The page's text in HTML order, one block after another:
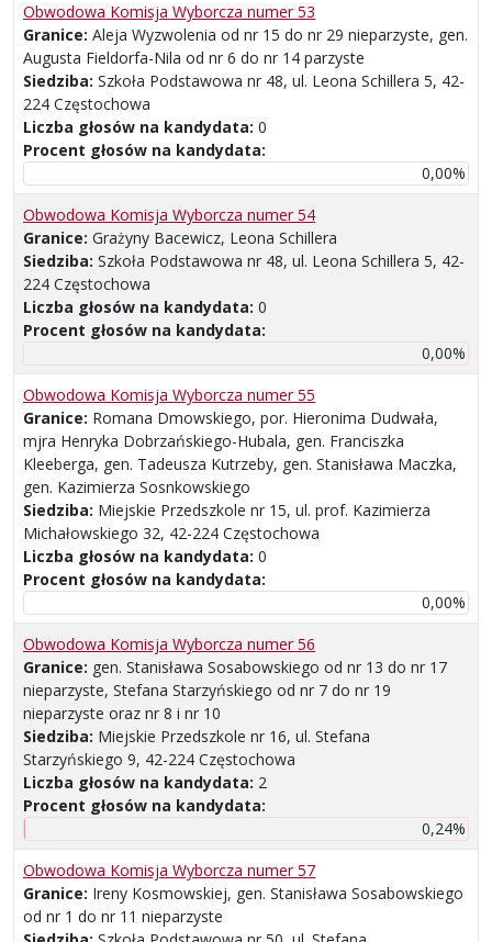
Obwodowa Komisja Wyborcza numer 53
Granice: Aleja Wyzwolenia od nr 15 do nr 29 nieparzyste, gen.
Augusta Fieldorfa-Nila od nr 6 do nr 14 parzyste
Siedziba: Szkoła Podstawowa nr 48, ul. Leona Schillera 5, 42-
224 Częstochowa
Liczba głosów na kandydata: 0
Procent głosów na kandydata:
0,00%
Obwodowa Komisja Wyborcza numer 54
Granice: Grażyny Bacewicz, Leona Schillera
Siedziba: Szkoła Podstawowa nr 48, ul. Leona Schillera 5, 42-
224 Częstochowa
Liczba głosów na kandydata: 0
Procent głosów na kandydata:
0,00%
Obwodowa Komisja Wyborcza numer 55
Granice: Romana Dmowskiego, por. Hieronima Dudwała,
mjra Henryka Dobrzańskiego-Hubala, gen. Franciszka
Kleeberga, gen. Tadeusza Kutrzeby, gen. Stanisława Maczka,
gen. Kazimierza Sosnkowskiego
Siedziba: Miejskie Przedszkole nr 15, ul. prof. Kazimierza
Michałowskiego 32, 42-224 Częstochowa
Liczba głosów na kandydata: 0
Procent głosów na kandydata:
0,00%
Obwodowa Komisja Wyborcza numer 56
Granice: gen. Stanisława Sosabowskiego od nr 13 do nr 17
nieparzyste, Stefana Starzyńskiego od nr 7 do nr 19
nieparzyste oraz nr 8 i nr 10
Siedziba: Miejskie Przedszkole nr 16, ul. Stefana
Starzyńskiego 9, 42-224 Częstochowa
Liczba głosów na kandydata: 2
Procent głosów na kandydata:
0,24%
Obwodowa Komisja Wyborcza numer 57
Granice: Ireny Kosmowskiej, gen. Stanisława Sosabowskiego
od nr 1 do nr 11 nieparzyste